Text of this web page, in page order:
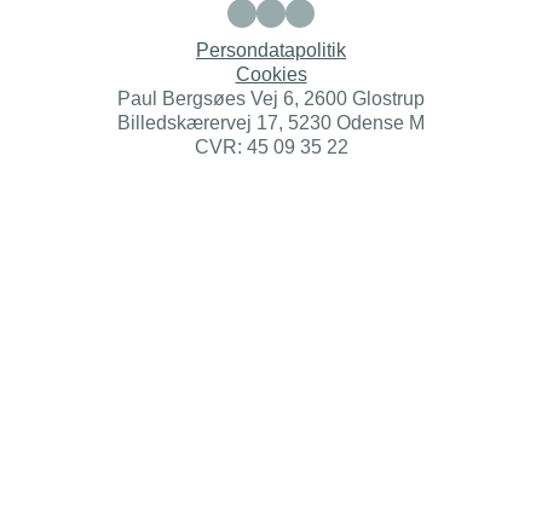
Persondatapolitik
Cookies
Paul Bergsøes Vej 6, 2600 Glostrup
Billedskærervej 17, 5230 Odense M
CVR: 45 09 35 22